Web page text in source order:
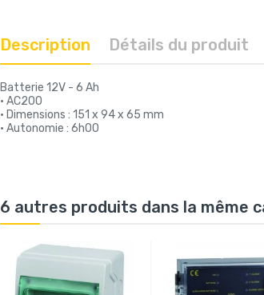
Description Détails du produit
Batterie 12V - 6 Ah
• AC200
• Dimensions : 151 x 94 x 65 mm
• Autonomie : 6h00
6 autres produits dans la même